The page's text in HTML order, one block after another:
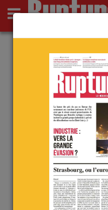
Actus Opinions
Culture
Analyses
Bulgarie :
quatrièmes
et demi
le 20 août 2022